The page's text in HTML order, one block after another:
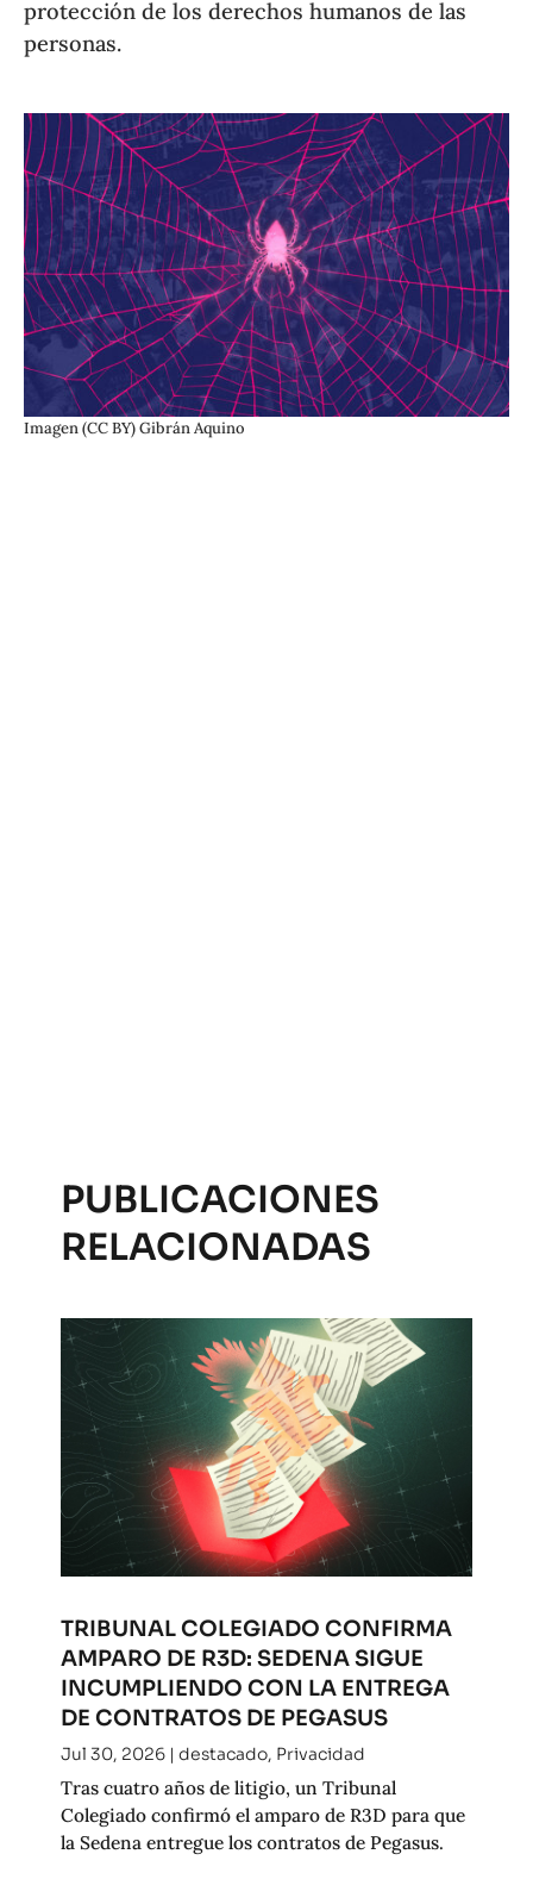
protección de los derechos humanos de las
personas.
Imagen (CC BY) Gibrán Aquino
PUBLICACIONES
RELACIONADAS
TRIBUNAL COLEGIADO CONFIRMA
AMPARO DE R3D: SEDENA SIGUE
INCUMPLIENDO CON LA ENTREGA
DE CONTRATOS DE PEGASUS
Jul 30, 2026| destacado, Privacidad
Tras cuatro años de litigio, un Tribunal
Colegiado confirmó el amparo de R3D para que
la Sedena entregue los contratos de Pegasus.